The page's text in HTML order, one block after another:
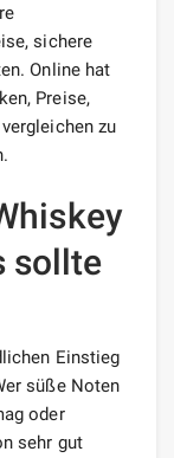
sichere
Online hat
Preise,
zu
sollte
Einstieg
süße Noten
oder
sehr gut